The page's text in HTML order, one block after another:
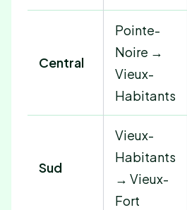
Central
Pointe-
Noire →
Vieux-
Habitants
Sud
Vieux-
Habitants
→ Vieux-
Fort